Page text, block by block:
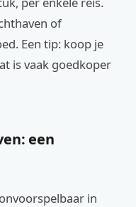
of
Een tip: koop je
is vaak goedkoper
een
in